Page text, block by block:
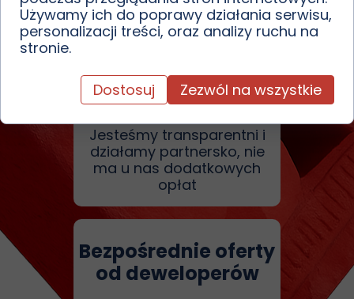
Bezpośrednie oferty
od deweloperów
Nie pobieramy
dodatkowych opłat
Jesteśmy transparentni i
działamy partnersko, nie
ma u nas dodatkowych
opłat
Używamy ich do poprawy działania serwisu,
personalizacji treści, oraz analizy ruchu na
stronie.
Dostosuj Zezwól na wszystkie